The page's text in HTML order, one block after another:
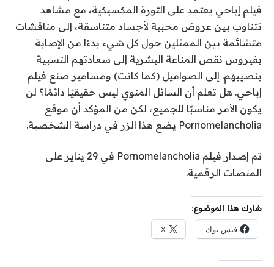
فيلم إباحي يعتمد على الثورة المكسيكية، مع مشاهد
تتناوب بين عروض محببة لأجساد متناسقة، إلى مناقشات
متشائمة بين الممثلين حول كل شيء بدءًا من الإصابة
بفيروس نقص المناعة البشرية إلى سعادتهم النسبية
بنصيبهم. إلى الصواميل (كما كانت) ومسامير صنع فيلم
إباحي. هل تعلم أن السائل المنوي ليس حقيقيًا دائمًا؟ لن
يكون الأمر مناسبًا للجميع، لكن من المؤكد أن موقع
Pornomelancholia يضع هذا الزر في دراسة الشخصية.
تم إصدار فيلم Pornomelancholia في 29 يناير على
المنصات الرقمية.
شارك هذا الموضوع:
فيس بوك X